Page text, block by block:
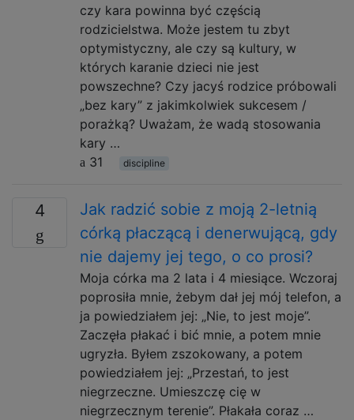
czy kara powinna być częścią
rodzicielstwa. Może jestem tu zbyt
optymistyczny, ale czy są kultury, w
których karanie dzieci nie jest
powszechne? Czy jacyś rodzice próbowali
„bez kary” z jakimkolwiek sukcesem /
porażką? Uważam, że wadą stosowania
kary …
31
discipline
4
Jak radzić sobie z moją 2-letnią
córką płaczącą i denerwującą, gdy
nie dajemy jej tego, o co prosi?
Moja córka ma 2 lata i 4 miesiące. Wczoraj
poprosiła mnie, żebym dał jej mój telefon, a
ja powiedziałem jej: „Nie, to jest moje”.
Zaczęła płakać i bić mnie, a potem mnie
ugryzła. Byłem zszokowany, a potem
powiedziałem jej: „Przestań, to jest
niegrzeczne. Umieszczę cię w
niegrzecznym terenie”. Płakała coraz …